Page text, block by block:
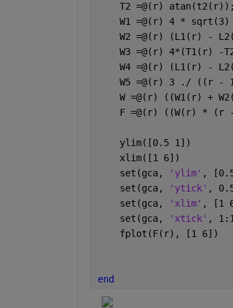
    T2 =@(r) atan(t2(r));
W1 =@(r) 4 *
W2 =@(r) (L1(r) -
W3 =@(r) 4*(T1(r) -
W4 =@(r) (L1(r) -
W5 =@(r) 3 ./ ((r -
W =@(r) ((W1(r) +
F =@(r) ((W(r) * (r
    ylim([0.5 1])
    xlim([1 6])
    set(gca,
'ylim' ,
    set(gca,
'ytick' ,
    set(gca,
'xlim' , [1
    set(gca,
'xtick' ,
    fplot(F(r), [1 6])
end